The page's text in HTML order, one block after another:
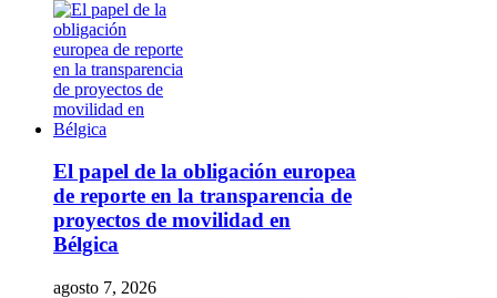
El papel de la obligación europea
de reporte en la transparencia de
proyectos de movilidad en
Bélgica
agosto 7, 2026